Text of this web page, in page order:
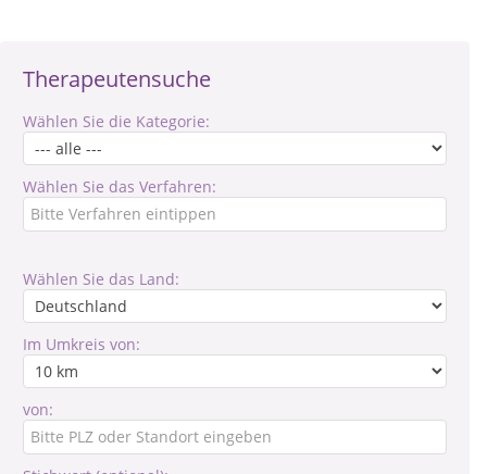
Therapeutensuche
Wählen Sie die Kategorie:
Wählen Sie das Verfahren:
Wählen Sie das Land:
Im Umkreis von:
von: